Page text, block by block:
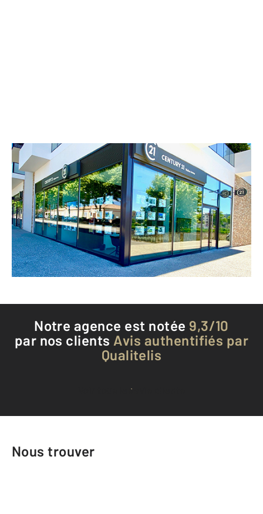
CENTURY 21 Védas Immo
14 Route de Montpellier
ST JEAN DE VEDAS - 34430
Envoyer un message
Téléphoner à l'agence
Notre agence est notée 9,3/10
par nos clients Avis authentifiés par
Qualitelis
Voir tous les avis clients
Nous trouver